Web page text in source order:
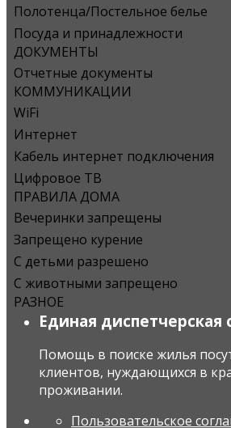
Полотенца/Постельное белье
Посуда и принадлежности
ДОКУМЕНТЫ
Отчетные документы
КОММУНИКАЦИИ
WiFi
Интернет
Кабель интернет подключения
Цифровое ТВ
ПРАВИЛА ДОМА
Вечеринки запрещены
Запрещено курение
С детьми разрешено
С животными запрещено
РАЗНОЕ
Единая диспетчерская
Помощь в поиске жилья
клиентов, нуждающихся в
проживании.
Пользовательское